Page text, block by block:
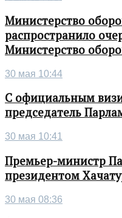
Министерство
распространило
Министерство
30 мая 10:44
С официальным
председатель
30 мая 10:41
Премьер-министр
президентом
30 мая 08:36